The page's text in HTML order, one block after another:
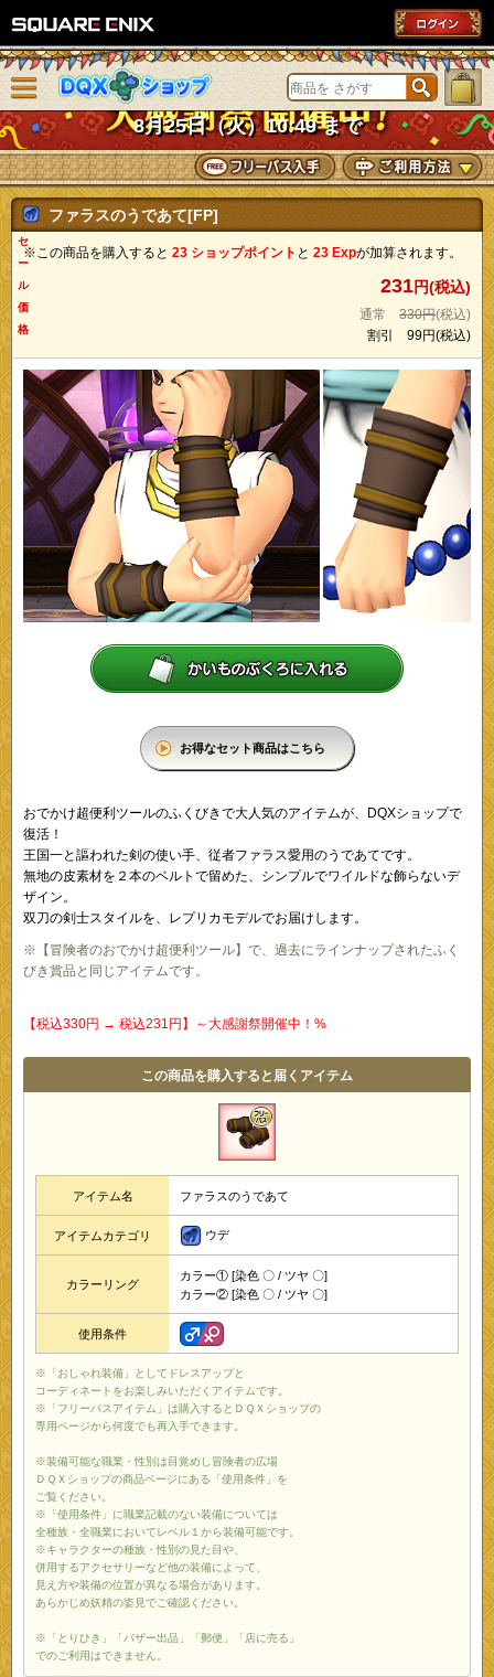
DQXショップ
8月25日（火）10:49 まで
ニューを閉じる
ファラスのうであて[FP]
※この商品を購入すると 23 ショップポイント と 23 Expが加算されます。
セ
ー
ル
価
格
231円(税込)
通常 330円(税込)
割引 99円(税込)
お得なセット商品はこちら
おでかけ超便利ツールのふくびきで大人気のアイテムが、DQXショップで
復活！
王国一と謳われた剣の使い手、従者ファラス愛用のうであてです。
無地の皮素材を２本のベルトで留めた、シンプルでワイルドな飾らないデ
ザイン。
双刀の剣士スタイルを、レプリカモデルでお届けします。
※【冒険者のおでかけ超便利ツール】で、過去にラインナップされたふく
びき賞品と同じアイテムです。
【税込330円 → 税込231円】～大感謝祭開催中！%
この商品を購入すると届くアイテム
アイテム名 ファラスのうであて
アイテムカテゴリ ウデ
カラーリング
カラー① [染色 〇 / ツヤ 〇]
カラー② [染色 〇 / ツヤ 〇]
使用条件
※「おしゃれ装備」としてドレスアップと
コーディネートをお楽しみいただくアイテムです。
※「フリーパスアイテム」は購入するとＤＱＸショップの
専用ページから何度でも再入手できます。
※装備可能な職業・性別は目覚めし冒険者の広場
ＤＱＸショップの商品ページにある「使用条件」を
ご覧ください。
※「使用条件」に職業記載のない装備については
全種族・全職業においてレベル１から装備可能です。
※キャラクターの種族・性別の見た目や、
併用するアクセサリーなど他の装備によって、
見え方や装備の位置が異なる場合があります。
あらかじめ妖精の姿見でご確認ください。
※「とりひき」「バザー出品」「郵便」「店に売る」
でのご利用はできません。